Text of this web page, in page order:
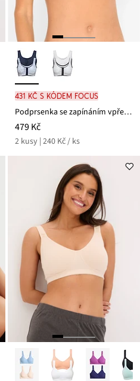
431 Kč s kódem FOCUS
Podprsenka se zapínáním vpředu (2 ks v balení) s organickou bavlnou, bez kostic
479 Kč
2 kusy | 240 Kč / ks